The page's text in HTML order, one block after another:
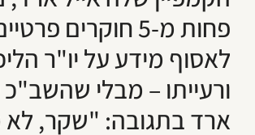
פחות מ-5 חוקרים
לאסוף מידע על יו"ר
ורעייתו – מבלי שהשב"כ
ארד בתגובה: "שקר, לא